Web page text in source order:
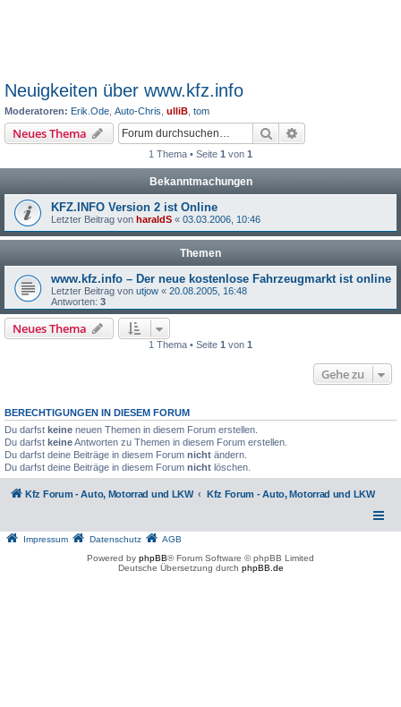
Neuigkeiten über www.kfz.info
Moderatoren: Erik.Ode Auto-Chris ulliB tom
Neues Thema Suche
1 Thema • Seite 1 von 1
Bekanntmachungen
KFZ.INFO Version 2 ist Online
Letzter Beitrag von haraldS « 03.03.2006, 10:46
Themen
www.kfz.info – Der neue kostenlose Fahrzeugmarkt ist online
Letzter Beitrag von utjow « 20.08.2005, 16:48
Antworten: 3
Neues Thema
1 Thema • Seite 1 von 1
Gehe zu
BERECHTIGUNGEN IN DIESEM FORUM
Du darfst keine neuen Themen in diesem Forum erstellen.
Du darfst keineAntworten zu Themen in diesem Forum erstellen.
Du darfst deine Beiträge in diesem Forum nicht ändern.
Du darfst deine Beiträge in diesem Forum nicht löschen.
Kfz Forum - Auto, Motorrad und LKW Kfz Forum - Auto, Motorrad und LKW
Impressum Datenschutz
AGB
Powered by phpBB® Forum Software © phpBB Limited
Deutsche Übersetzung durch phpBB.de